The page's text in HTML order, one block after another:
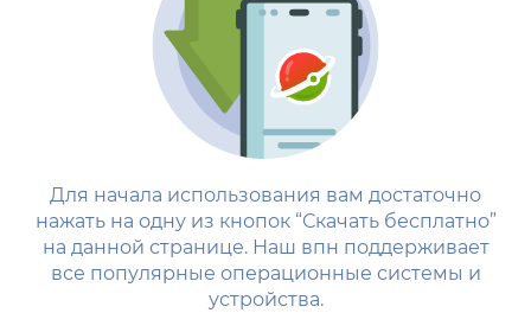
Для начала использования вам достаточно
нажать на одну из кнопок “Скачать бесплатно”
на данной странице. Наш впн поддерживает
все популярные операционные системы и
устройства.